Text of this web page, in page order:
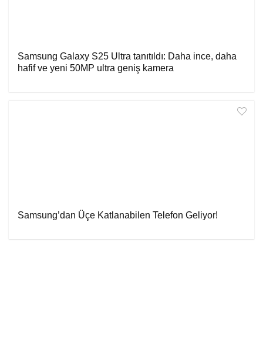
Samsung Galaxy S25 Ultra tanıtıldı: Daha ince, daha
hafif ve yeni 50MP ultra geniş kamera
Samsung’dan Üçe Katlanabilen Telefon Geliyor!